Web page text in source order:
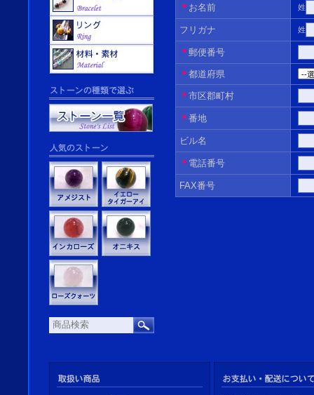
＊ お名前 姓
フリガナ 姓
＊ 郵便番号
＊ 都道府県
＊ 市区郡町村
＊ 番地
ビル名
＊ 電話番号
FAX番号